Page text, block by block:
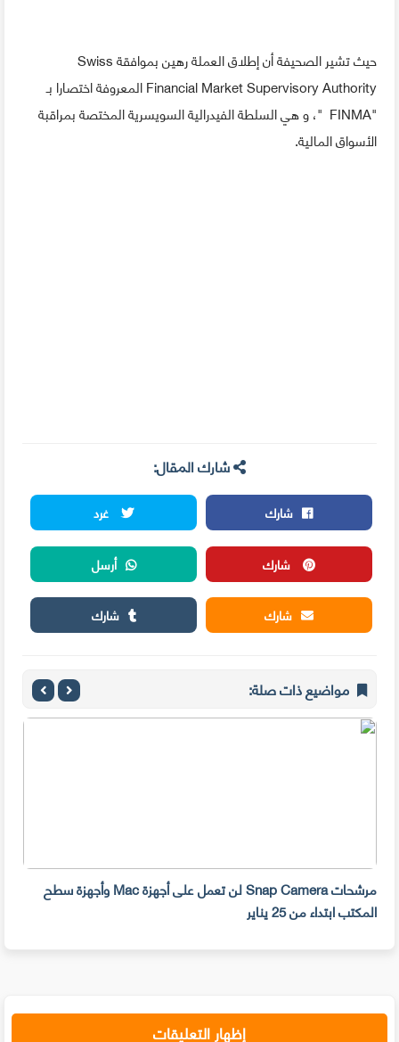
حيث تشير الصحيفة أن إطلاق العملة رهين بموافقة Swiss
Financial Market Supervisory Authority المعروفة اختصارا بـ
"FINMA "، و هي السلطة الفيدرالية السويسرية المختصة بمراقبة
الأسواق المالية.
شارك المقال:
شارك
غرد
شارك
أرسل
شارك
شارك
مواضيع ذات صلة:
مرشحات Snap Camera لن تعمل على أجهزة Mac وأجهزة سطح
المكتب ابتداء من 25 يناير
إظهار التعليقات